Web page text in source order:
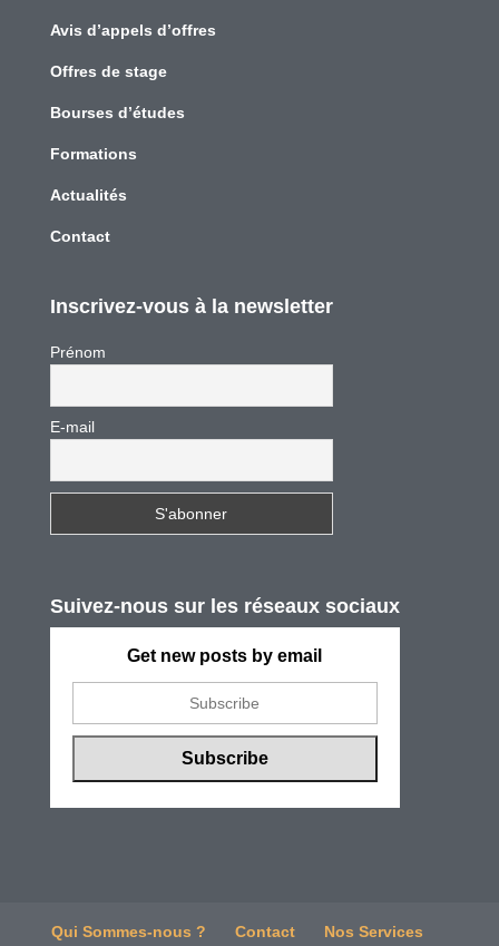
Avis d’appels d’offres
Offres de stage
Bourses d’études
Formations
Actualités
Contact
Inscrivez-vous à la newsletter
Prénom
E-mail
Suivez-nous sur les réseaux sociaux
Get new posts by email
Qui Sommes-nous ? Contact Nos Services